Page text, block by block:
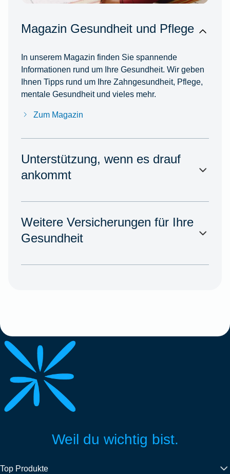
Magazin Gesundheit und Pflege
In unserem Magazin finden Sie spannende
Informationen rund um Ihre Gesundheit. Wir geben
Ihnen Tipps rund um Ihre Zahngesundheit, Pflege,
mentale Gesundheit und vieles mehr.
Zum Magazin
Unterstützung, wenn es drauf
ankommt
Weitere Versicherungen für Ihre
Gesundheit
Weil du wichtig bist.
Top Produkte